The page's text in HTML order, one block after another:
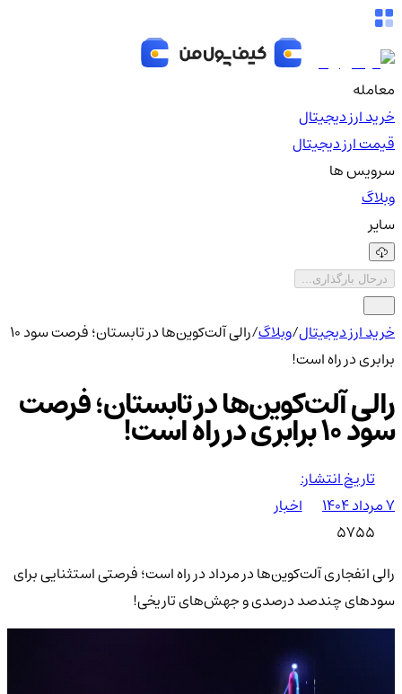
معامله
خرید ارز دیجیتال
قیمت ارز دیجیتال
سرویس ها
وبلاگ
سایر
درحال بارگذاری...
خرید ارز دیجیتال/وبلاگ/
رالی آلت‌کوین‌ها در تابستان؛ فرصت سود ۱۰
برابری در راه است!
رالی آلت‌کوین‌ها در تابستان؛ فرصت
سود ۱۰ برابری در راه است!
تاریخ انتشار:
۷ مرداد ۱۴۰۴
اخبار
5755
رالی انفجاری آلت‌کوین‌ها در مرداد در راه است؛ فرصتی استثنایی برای
سودهای چندصد درصدی و جهش‌های تاریخی!